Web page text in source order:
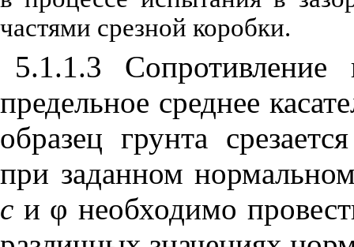
частями срезной коробки.
5.1.1.3 Сопротивление
предельное среднее
образец грунта
при заданном
с и φ необходимо